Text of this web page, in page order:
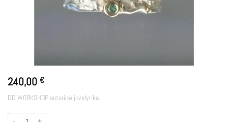
240,00 €
DD WORKSHOP autorinė juvelyrika.
produkto kiekis: PARVATI